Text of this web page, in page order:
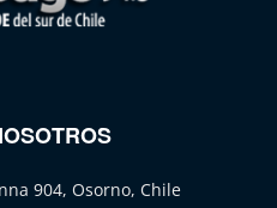
904, Osorno, Chile